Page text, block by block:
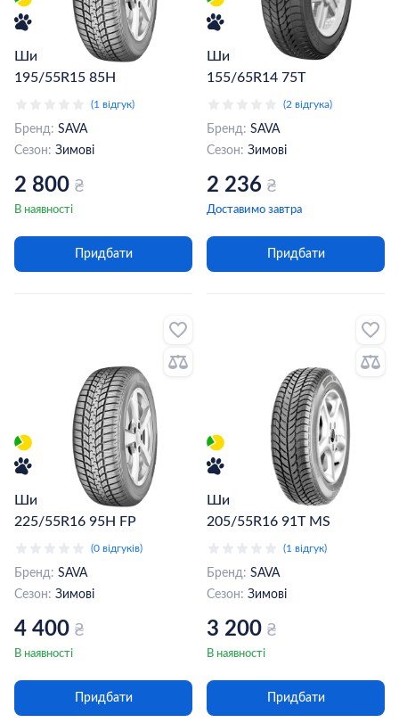
Шина Sava Eskimo HP 2
195/55R15 85H
(1 відгук)
Бренд: SAVA
Сезон: Зимові
2 800 ₴
В наявності
Придбати
Шина Sava Eskimo S3+
155/65R14 75T
(2 відгука)
Бренд: SAVA
Сезон: Зимові
2 236 ₴
Доставимо завтра
Придбати
Шина Sava Eskimo HP 2
225/55R16 95H FP
(0 відгуків)
Бренд: SAVA
Сезон: Зимові
4 400 ₴
В наявності
Придбати
Шина Sava Eskimo S3+
205/55R16 91T MS
(1 відгук)
Бренд: SAVA
Сезон: Зимові
3 200 ₴
В наявності
Придбати